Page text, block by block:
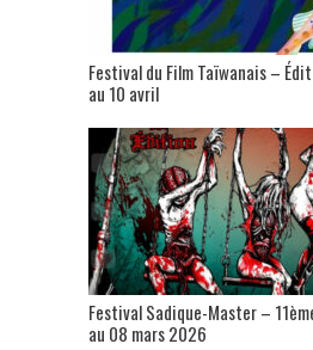
Festival du Film Taïwanais –
au 10 avril
Festival Sadique-Master –
au 08 mars 2026